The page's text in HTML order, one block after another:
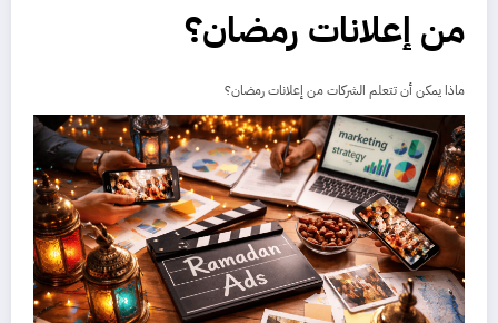
من إعلانات رمضان؟
ماذا يمكن أن تتعلم الشركات من إعلانات رمضان؟